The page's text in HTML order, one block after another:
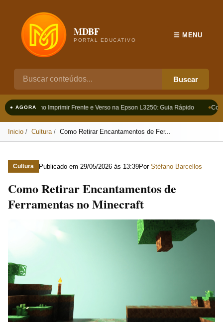
MDBF
PORTAL EDUCATIVO
Buscar
☰ MENU
● AGORAComo Imprimir Frente e Verso na Epson L3250: Guia Rápido
Inicio Cultura Como Retirar Encantamentos de Fer...
Cultura Publicado em 29/05/2026 às 13:39Por Stéfano Barcellos
Como Retirar Encantamentos de
Ferramentas no Minecraft